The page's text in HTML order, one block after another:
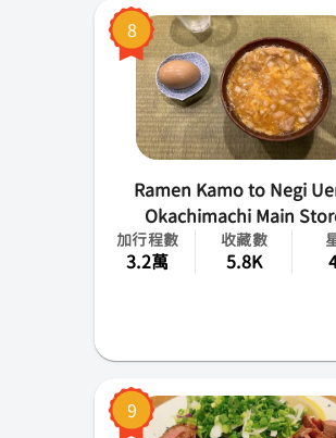
8
Ramen Kamo to Negi
Okachimachi Main
加行程數
3.2萬
收藏數
5.8K
9